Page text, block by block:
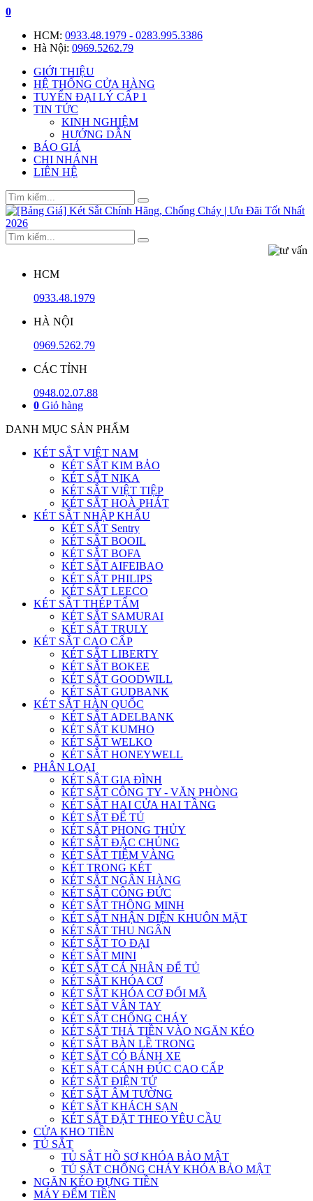
0
HCM: 0933.48.1979 - 0283.995.3386
Hà Nội: 0969.5262.79
GIỚI THIỆU
HỆ THỐNG CỬA HÀNG
TUYỂN ĐẠI LÝ CẤP 1
TIN TỨC
KINH NGHIỆM
HƯỚNG DẪN
BÁO GIÁ
CHI NHÁNH
LIÊN HỆ
HCM
0933.48.1979
HÀ NỘI
0969.5262.79
CÁC TỈNH
0948.02.07.88
0 Giỏ hàng
DANH MỤC SẢN PHẨM
KÉT SẮT VIỆT NAM
KÉT SẮT KIM BẢO
KÉT SẮT NIKA
KÉT SẮT VIỆT TIỆP
KÉT SẮT HOÀ PHÁT
KÉT SẮT NHẬP KHẨU
KÉT SẮT Sentry
KÉT SẮT BOOIL
KÉT SẮT BOFA
KÉT SẮT AIFEIBAO
KÉT SẮT PHILIPS
KÉT SẮT LEECO
KÉT SẮT THÉP TẤM
KÉT SẮT SAMURAI
KÉT SẮT TRULY
KÉT SẮT CAO CẤP
KÉT SẮT LIBERTY
KÉT SẮT BOKEE
KÉT SẮT GOODWILL
KÉT SẮT GUDBANK
KÉT SẮT HÀN QUỐC
KÉT SẮT ADELBANK
KÉT SẮT KUMHO
KÉT SẮT WELKO
KÉT SẮT HONEYWELL
PHÂN LOẠI
KÉT SẮT GIA ĐÌNH
KÉT SẮT CÔNG TY - VĂN PHÒNG
KÉT SẮT HAI CỬA HAI TẦNG
KÉT SẮT ĐỂ TỦ
KÉT SẮT PHONG THỦY
KÉT SẮT ĐẶC CHỦNG
KÉT SẮT TIỆM VÀNG
KÉT TRONG KÉT
KÉT SẮT NGÂN HÀNG
KÉT SẮT CÔNG ĐỨC
KÉT SẮT THÔNG MINH
KÉT SẮT NHẬN DIỆN KHUÔN MẶT
KÉT SẮT THU NGÂN
KÉT SẮT TO ĐẠI
KÉT SẮT MINI
KÉT SẮT CÁ NHÂN ĐỂ TỦ
KÉT SẮT KHÓA CƠ
KÉT SẮT KHÓA CƠ ĐỔI MÃ
KÉT SẮT VÂN TAY
KÉT SẮT CHỐNG CHÁY
KÉT SẮT THẢ TIỀN VÀO NGĂN KÉO
KÉT SẮT BÀN LỀ TRONG
KÉT SẮT CÓ BÁNH XE
KÉT SẮT CÁNH ĐÚC CAO CẤP
KÉT SẮT ĐIỆN TỬ
KÉT SẮT ÂM TƯỜNG
KÉT SẮT KHÁCH SẠN
KÉT SẮT ĐẶT THEO YÊU CẦU
CỬA KHO TIỀN
TỦ SẮT
TỦ SẮT HỒ SƠ KHÓA BẢO MẬT
TỦ SẮT CHỐNG CHÁY KHÓA BẢO MẬT
NGĂN KÉO ĐỰNG TIỀN
MÁY ĐẾM TIỀN